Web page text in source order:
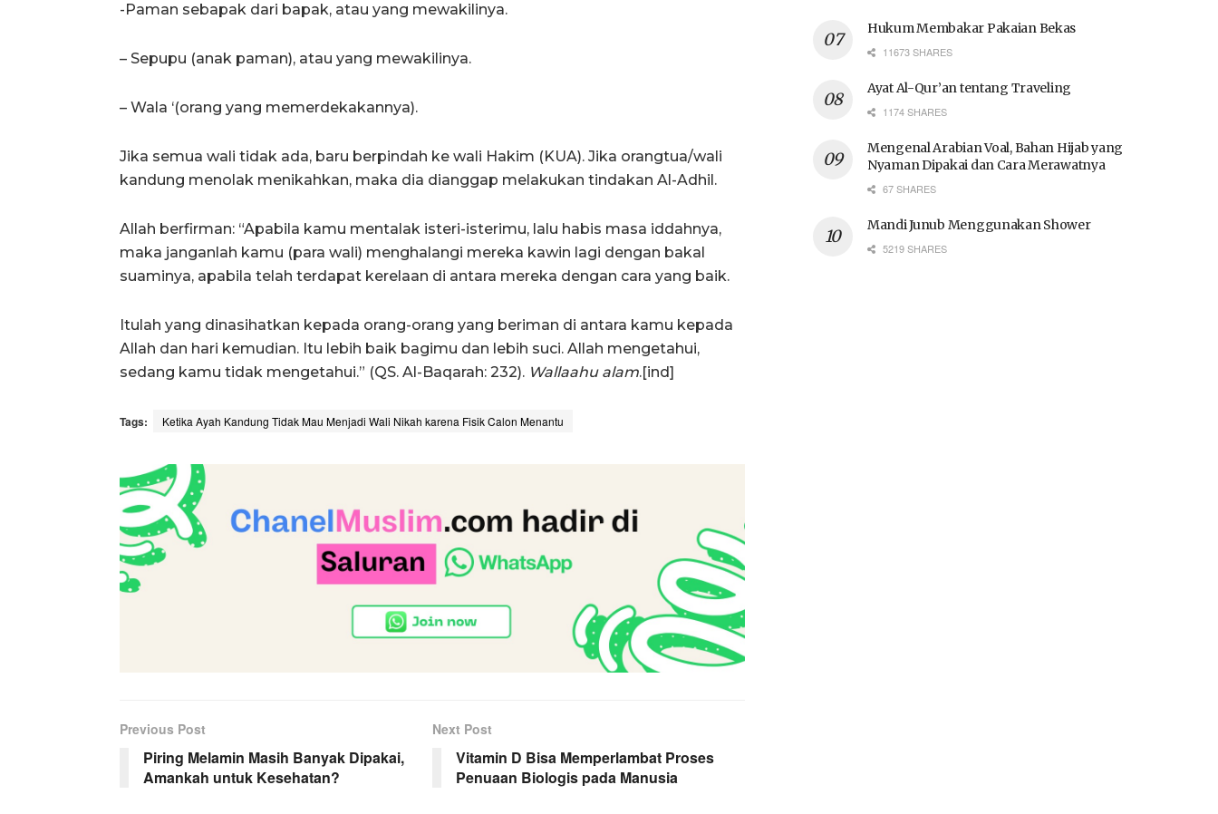
-Paman sebapak dari bapak, atau yang mewakilinya.
– Sepupu (anak paman), atau yang mewakilinya.
– Wala ‘(orang yang memerdekakannya).
Jika semua wali tidak ada, baru berpindah ke wali Hakim (KUA). Jika orangtua/wali
kandung menolak menikahkan, maka dia dianggap melakukan tindakan Al-Adhil.
Allah berfirman: “Apabila kamu mentalak isteri-isterimu, lalu habis masa iddahnya,
maka janganlah kamu (para wali) menghalangi mereka kawin lagi dengan bakal
suaminya, apabila telah terdapat kerelaan di antara mereka dengan cara yang baik.
Itulah yang dinasihatkan kepada orang-orang yang beriman di antara kamu kepada
Allah dan hari kemudian. Itu lebih baik bagimu dan lebih suci. Allah mengetahui,
sedang kamu tidak mengetahui.” (QS. Al-Baqarah: 232). Wallaahu alam.[ind]
Tags: Ketika Ayah Kandung Tidak Mau Menjadi Wali Nikah karena Fisik Calon Menantu
Previous Post
Piring Melamin Masih Banyak Dipakai,
Amankah untuk Kesehatan?
Next Post
Vitamin D Bisa Memperlambat Proses
Penuaan Biologis pada Manusia
Hukum Membakar Pakaian Bekas
11673 SHARES
Ayat Al-Qur’an tentang Traveling
1174 SHARES
Mengenal Arabian Voal, Bahan Hijab yang
Nyaman Dipakai dan Cara Merawatnya
67 SHARES
Mandi Junub Menggunakan Shower
5219 SHARES